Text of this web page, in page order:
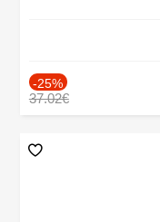
-25%
37.02€